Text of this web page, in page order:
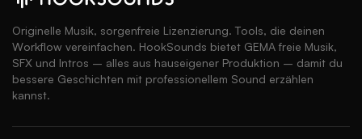
Originelle Musik, sorgenfreie Lizenzierung. Tools, die deinen
Workflow vereinfachen. HookSounds bietet GEMA freie Musik,
SFX und Intros – alles aus hauseigener Produktion – damit du
bessere Geschichten mit professionellem Sound erzählen
kannst.